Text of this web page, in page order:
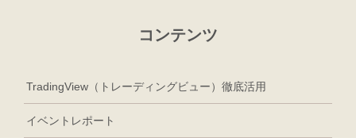
コンテンツ
TradingView（トレーディングビュー）徹底活用
イベントレポート